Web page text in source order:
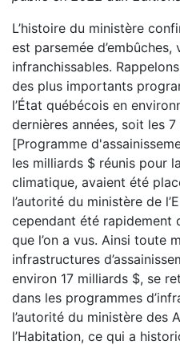
L’histoire du ministère
est parsemée d’embûches,
infranchissables.
des plus importants
l’État québécois en
dernières années, soit les
[Programme
les milliards $ réunis pour
climatique, avaient été
l’autorité du ministère de
cependant été rapidement
que l’on a vus. Ainsi toute
infrastructures
environ 17 milliards $, se
dans les programmes
l’autorité du ministère des
l’Habitation, ce qui a